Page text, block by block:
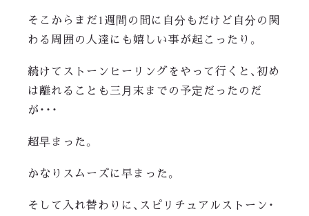
そこからまだ1週間の間に自分もだけど自分の関
わる周囲の人達にも嬉しい事が起こったり。
続けてストーンヒーリングをやって行くと、初め
は離れることも三月末までの予定だったのだ
が・・・
超早まった。
かなりスムーズに早まった。
そして入れ替わりに、スピリチュアルストーン・